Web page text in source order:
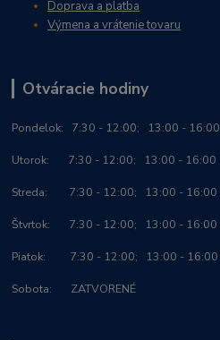
Doprava a platba
Výmena a vrátenie tovaru
Otváracie hodiny
Pondelok: 7:30 - 12:00; 13:00 - 16:00
Utorok: 7:30 - 12:00; 13:00 - 16:00
Streda: 7:30 - 12:00; 13:00 - 16:00
Štvrtok: 7:30 - 12:00; 13:00 - 16:00
Piatok: 7:30 - 12:00; 13:00 - 16:00
Sobota: ZATVORENÉ